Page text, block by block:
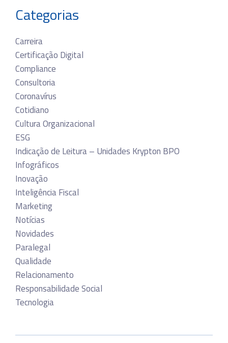
Categorias
Carreira
Certificação Digital
Compliance
Consultoria
Coronavírus
Cotidiano
Cultura Organizacional
ESG
Indicação de Leitura – Unidades Krypton BPO
Infográficos
Inovação
Inteligência Fiscal
Marketing
Notícias
Novidades
Paralegal
Qualidade
Relacionamento
Responsabilidade Social
Tecnologia